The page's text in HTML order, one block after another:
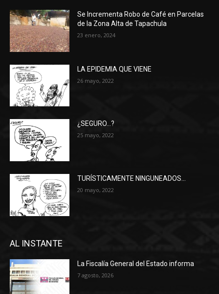
Se Incrementa Robo de Café en Parcelas
de la Zona Alta de Tapachula
23 enero, 2024
LA EPIDEMIA QUE VIENE
26 mayo, 2022
¿SEGURO…?
25 mayo, 2022
TURÍSTICAMENTE NINGUNEADOS…
20 mayo, 2022
AL INSTANTE
La Fiscalía General del Estado informa
7 agosto, 2026